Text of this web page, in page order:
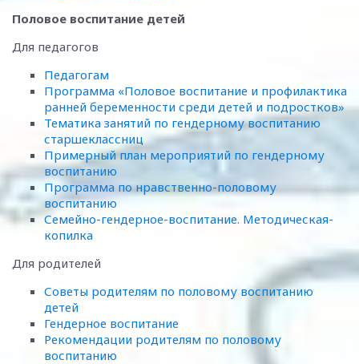
Половое воспитание детей
Для педагогов
Педагогам
Программа «Половое воспитание и профилактика
ранней беременности среди детей и подростков»
Тематика занятий по гендерному воспитанию
старшеклассниц
Примерный план мероприятий по гендерному
воспитанию
Программа по нравственно-половому
воспитанию
Семейно-гендерное-воспитание. Методическая-
копилка
Для родителей
Советы родителям по половому воспитанию
детей
Гендерное воспитание
Рекомендации родителям по половому
воспитанию